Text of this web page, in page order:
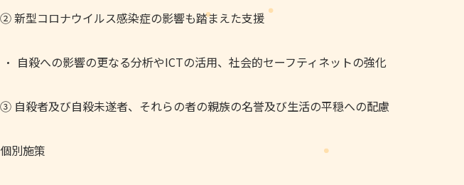
② 新型コロナウイルス感染症の影響も踏まえた支援
自殺への影響の更なる分析やICTの活用、社会的セーフティネットの強化
③ 自殺者及び自殺未遂者、それらの者の親族の名誉及び生活の平穏への配慮
個別施策